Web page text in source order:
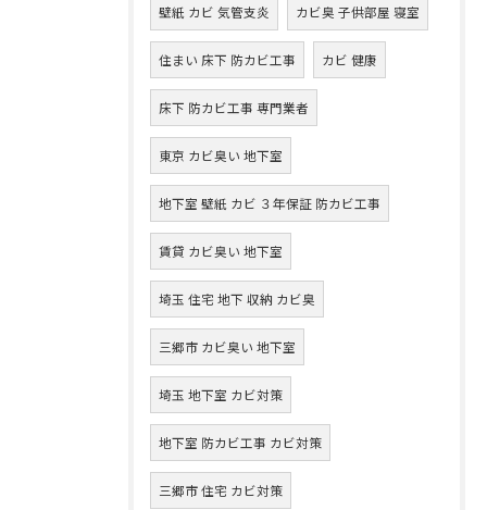
壁紙 カビ 気管支炎 カビ臭 子供部屋 寝室
住まい 床下 防カビ工事 カビ 健康
床下 防カビ工事 専門業者
東京 カビ臭い 地下室
地下室 壁紙 カビ ３年保証 防カビ工事
賃貸 カビ臭い 地下室
埼玉 住宅 地下 収納 カビ臭
三郷市 カビ臭い 地下室
埼玉 地下室 カビ対策
地下室 防カビ工事 カビ対策
三郷市 住宅 カビ対策